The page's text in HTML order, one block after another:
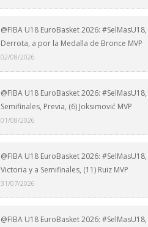
@FIBA U18 EuroBasket 2026: #SelMasU18,
Derrota, a por la Medalla de Bronce MVP
02/08/2026
@FIBA U18 EuroBasket 2026: #SelMasU18,
Semifinales, Previa, (6) Joksimović MVP
01/08/2026
@FIBA U18 EuroBasket 2026: #SelMasU18,
Victoria y a Semifinales, (11) Ruiz MVP
31/07/2026
@FIBA U18 EuroBasket 2026: #SelMasU18,